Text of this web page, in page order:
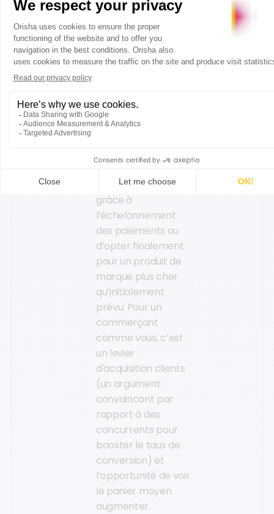
assistance
électrique dans
votre magasin de
cycles. Cette
cumule plusieurs
avantages. Pour le
permet de lever les
réticences à l'achat
grâce à
l’échelonnement
des paiements ou
d’opter finalement
pour un produit de
marque plus cher
qu’initialement
prévu. Pour un
commerçant
comme vous, c’est
un levier
d'acquisition clients
(un argument
convaincant par
rapport à des
concurrents pour
booster le taux de
conversion) et
l’opportunité de voir
le panier moyen
augmenter.